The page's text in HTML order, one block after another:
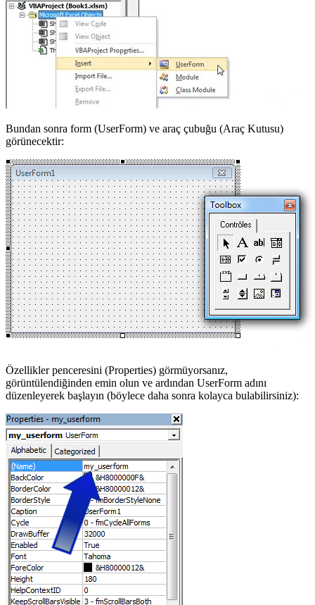
Bundan sonra form (UserForm) ve araç çubuğu (Araç Kutusu)
görünecektir:
Özellikler penceresini (Properties) görmüyorsanız,
görüntülendiğinden emin olun ve ardından UserForm adını
düzenleyerek başlayın (böylece daha sonra kolayca bulabilirsiniz):